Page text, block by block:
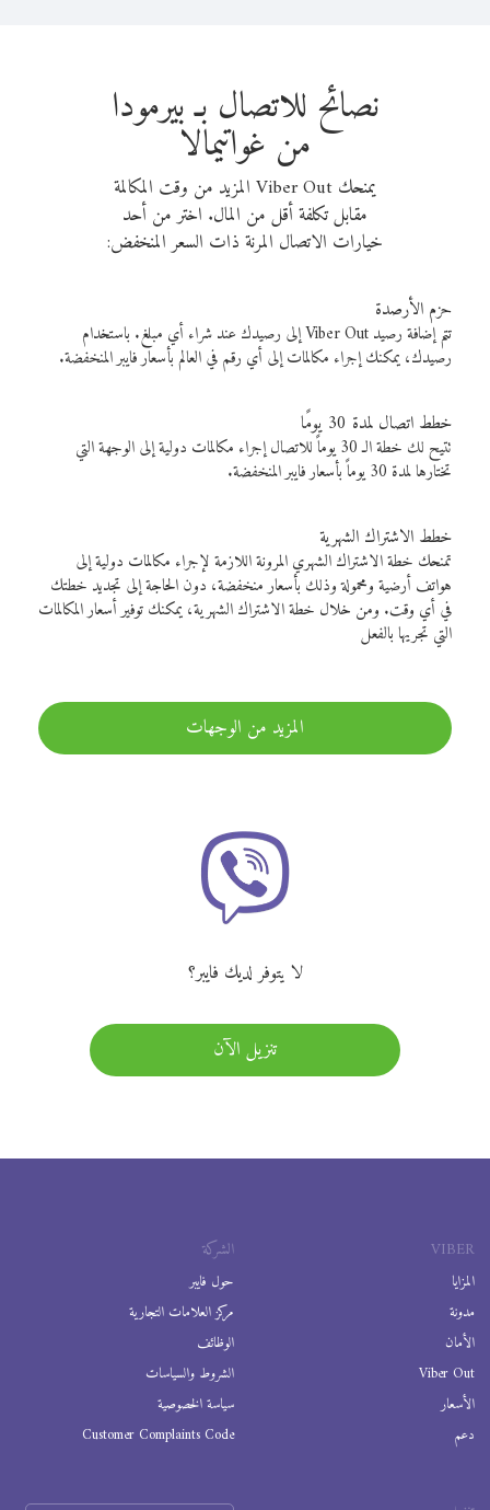
نصائح للاتصال بـ بيرمودا
من غواتيمالا
يمنحك Viber Out المزيد من وقت المكالمة
مقابل تكلفة أقل من المال. اختر من أحد
خيارات الاتصال المرنة ذات السعر المنخفض:
حزم الأرصدة
تتم إضافة رصيد Viber Out إلى رصيدك عند شراء أي مبلغ. باستخدام
رصيدك، يمكنك إجراء مكالمات إلى أي رقم في العالم بأسعار فايبر المنخفضة.
خطط اتصال لمدة 30 يومًا
تتيح لك خطة الـ 30 يوماً للاتصال إجراء مكالمات دولية إلى الوجهة التي
تختارها لمدة 30 يوماً بأسعار فايبر المنخفضة.
خطط الاشتراك الشهرية
تمنحك خطة الاشتراك الشهري المرونة اللازمة لإجراء مكالمات دولية إلى
هواتف أرضية ومحمولة وذلك بأسعار منخفضة، دون الحاجة إلى تجديد خطتك
في أي وقت. ومن خلال خطة الاشتراك الشهرية، يمكنك توفير أسعار المكالمات
التي تجريها بالفعل
المزيد من الوجهات
لا يتوفر لديك فايبر؟
تنزيل الآن
VIBER
المزايا
مدونة
الأمان
Viber Out
الأسعار
دعم
الشركة
حول فايبر
مركز العلامات التجارية
الوظائف
الشروط والسياسات
سياسة الخصوصية
Customer Complaints Code